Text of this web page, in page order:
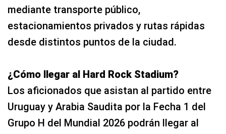
mediante transporte público,
estacionamientos privados y rutas rápidas
desde distintos puntos de la ciudad.
¿Cómo llegar al Hard Rock Stadium?
Los aficionados que asistan al partido entre
Uruguay y Arabia Saudita por la Fecha 1 del
Grupo H del Mundial 2026 podrán llegar al